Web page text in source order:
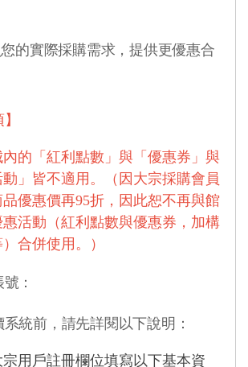
的實際採購需求，提供更優惠合
】
的「紅利點數」與「優惠券」與
動」皆不適用。（因大宗採購會員
優惠價再95折，因此恕不再與館
活動（紅利點數與優惠券，加構
合併使用。）
：
統前，請先詳閱以下說明：
用戶註冊欄位填寫以下基本資